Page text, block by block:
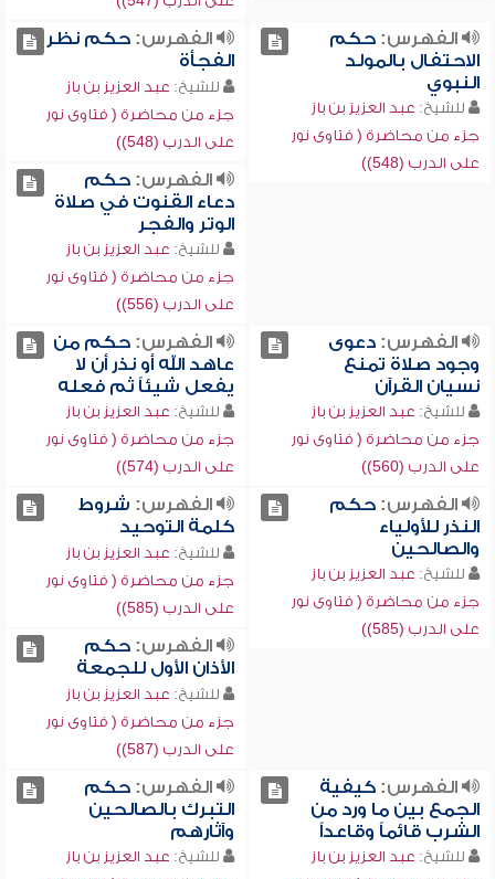
الفهرس:حكم
الاحتفال بالمولد
النبوي
للشيخ: عبد العزيز بن باز
جزء من محاضرة ( فتاوى نور
على الدرب (548))
الفهرس:حكم نظر
الفجأة
للشيخ: عبد العزيز بن باز
جزء من محاضرة ( فتاوى نور
على الدرب (548))
الفهرس:حكم
دعاء القنوت في صلاة
الوتر والفجر
للشيخ: عبد العزيز بن باز
جزء من محاضرة ( فتاوى نور
على الدرب (556))
الفهرس:دعوى
وجود صلاة تمنع
نسيان القرآن
للشيخ: عبد العزيز بن باز
جزء من محاضرة ( فتاوى نور
على الدرب (560))
الفهرس:حكم من
عاهد الله أو نذر أن لا
يفعل شيئاً ثم فعله
للشيخ: عبد العزيز بن باز
جزء من محاضرة ( فتاوى نور
على الدرب (574))
الفهرس:حكم
النذر للأولياء
والصالحين
للشيخ: عبد العزيز بن باز
جزء من محاضرة ( فتاوى نور
على الدرب (585))
الفهرس: شروط
كلمة التوحيد
للشيخ: عبد العزيز بن باز
جزء من محاضرة ( فتاوى نور
على الدرب (585))
الفهرس:حكم
الأذان الأول للجمعة
للشيخ: عبد العزيز بن باز
جزء من محاضرة ( فتاوى نور
على الدرب (587))
الفهرس:كيفية
الجمع بين ما ورد من
الشرب قائماً وقاعداً
للشيخ: عبد العزيز بن باز
الفهرس:حكم
التبرك بالصالحين
وآثارهم
للشيخ: عبد العزيز بن باز